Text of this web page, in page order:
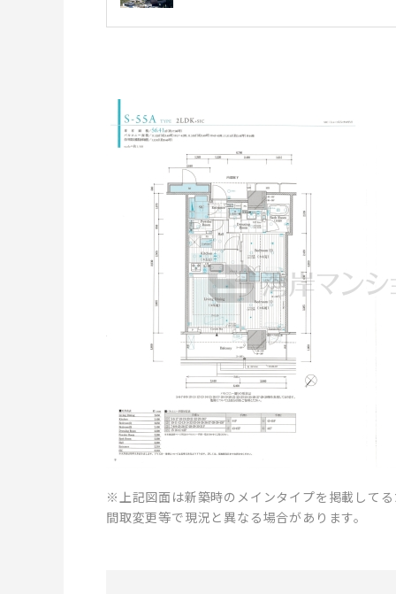
※上記図面は新築時のメインタイプを掲載して
間取変更等で現況と異なる場合があります。